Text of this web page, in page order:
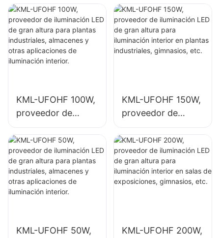
gimnasios, etc.
gimnasios, etc.
KML-UFOHF 100W,
proveedor de
iluminación LED de
gran altura para
plantas
industriales,
almacenes y otras
aplicaciones de
KML-UFOHF 150W,
proveedor de
iluminación LED de
gran altura para
iluminación interior
en plantas
industriales,
KML-UFOHF 50W,
KML-UFOHF 200W,